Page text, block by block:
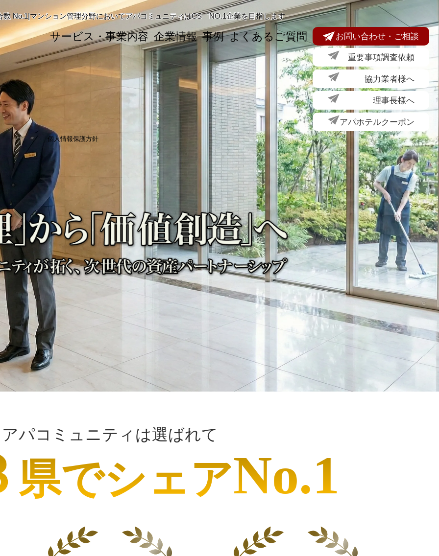
No.1|マンション管理分野においてアパコミュニティはCS゜NO.1企業を目指します
サービス・事業内容 企業情報 事例 よくあるご質問 お問い合わせ・ご相談
重要事項調査依頼
協力業者様へ
理事長様へ
アパホテルクーポン
個人情報保護方針
アパコミュニティは選ばれて
県でシェアNo.1